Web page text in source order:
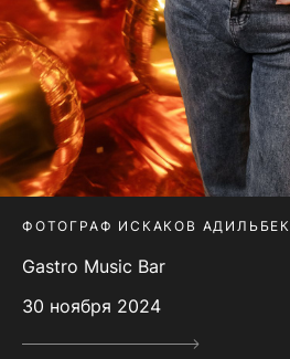
ФОТОГРАФ ИСКАКОВ АДИЛЬБЕК
Gastro Music Bar
30 ноября 2024